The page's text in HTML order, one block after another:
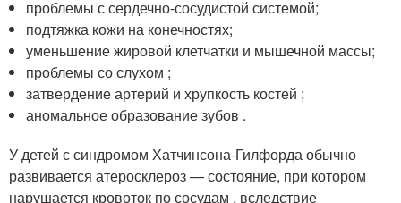
проблемы с сердечно-сосудистой системой;
подтяжка кожи на конечностях;
уменьшение жировой клетчатки и мышечной массы;
проблемы со слухом ;
затвердение артерий и хрупкость костей ;
аномальное образование зубов .
У детей с синдромом Хатчинсона-Гилфорда обычно
развивается атеросклероз — состояние, при котором
нарушается кровоток по сосудам , вследствие